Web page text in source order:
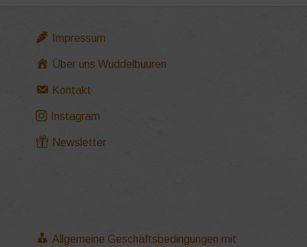
Impressum
Über uns Wuddelbuuren
Kontakt
Instagram
Newsletter
Allgemeine Geschäftsbedingungen mit